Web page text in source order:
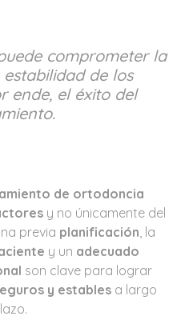
comprometer la
de los
ende, el éxito del
de ortodoncia
y no únicamente del
previa planificación , la
y un adecuado
son clave para lograr
y estables a largo